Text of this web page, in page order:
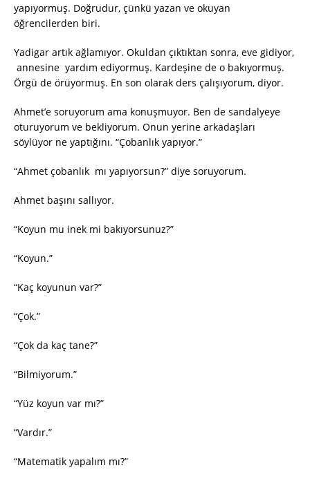
yapıyormuş. Doğrudur, çünkü yazan ve okuyan
öğrencilerden biri.
Yadigar artık ağlamıyor. Okuldan çıktıktan sonra, eve gidiyor,
annesine yardım ediyormuş. Kardeşine de o bakıyormuş.
Örgü de örüyormuş. En son olarak ders çalışıyorum, diyor.
Ahmet’e soruyorum ama konuşmuyor. Ben de sandalyeye
oturuyorum ve bekliyorum. Onun yerine arkadaşları
söylüyor ne yaptığını. “Çobanlık yapıyor.”
“Ahmet çobanlık mı yapıyorsun?” diye soruyorum.
Ahmet başını sallıyor.
“Koyun mu inek mi bakıyorsunuz?”
“Koyun.”
“Kaç koyunun var?”
“Çok.”
“Çok da kaç tane?”
“Bilmiyorum.”
“Yüz koyun var mı?”
“Vardır.”
“Matematik yapalım mı?”